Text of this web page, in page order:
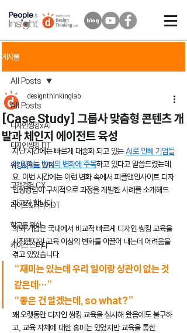
게시물
All Posts
디자인씽킹xAI
디자인씽킹 DT
워킹백워드 WB
고객경험 CX
라이프&커리어DT
학교를 위한
케이스 스터디
All Posts
[Case Study] 그룹사 맞춤형 콘텐츠 개
발과 체인지 에이전트 육성
designthinkinglab
지난 시간에는 빠르게 대중화 되고 있는 AI로 인해 기업들
이 일하는 방식의 변화에 주목하고 있다고 말씀드렸는데
요. 이번 시간에는 이런 변화 속에서 피플앤인사이트 디자
인씽킹랩이 구체적으로 과정을 개발한 사례를 소개해드
리고자 합니다.
의뢰 기업은 국내에서 비교적 빠르게 디자인 씽킹 교육을
시작했지만 교육 이상의 변화를 이끌어 내는데 어려움을
겪고 있었습니다.
“재미는 있는데 우리 일이랑 상관이 없는 것
같은데…”
“좋은 건 알겠는데, so what?”
꽤 오랫동안 디자인 씽킹 교육을 실시해 왔음에도 불구하
고, 교육 자체에 대한 흥미는 있었지만 교육을 통한